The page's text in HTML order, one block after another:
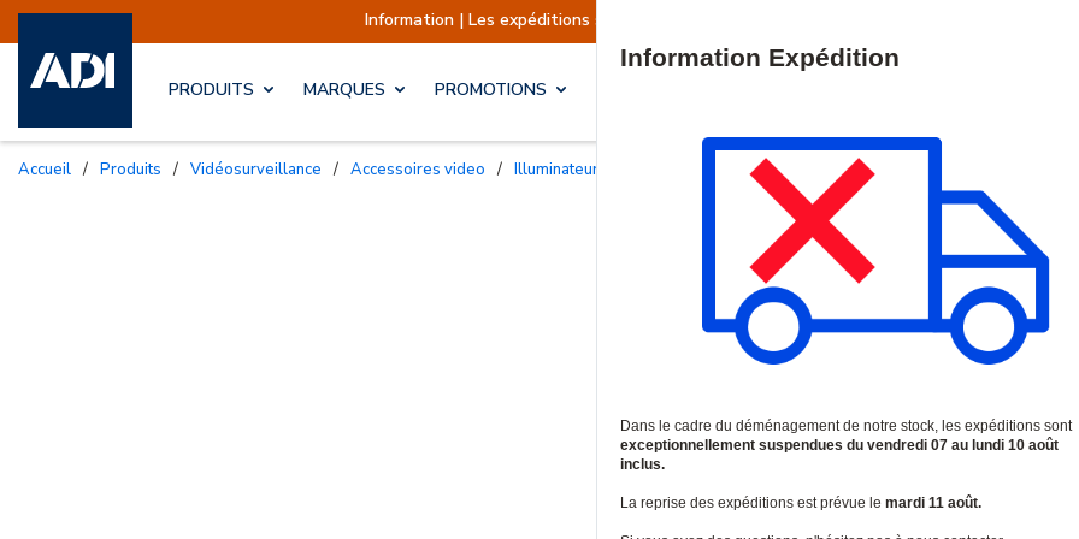
Information | Les expéditions sont actuellement suspendues Reprise prévue le mardi
PRODUITS MARQUES PROMOTIONS
Accueil / Produits / Vidéosurveillance / Accessoires video / Illuminateurs